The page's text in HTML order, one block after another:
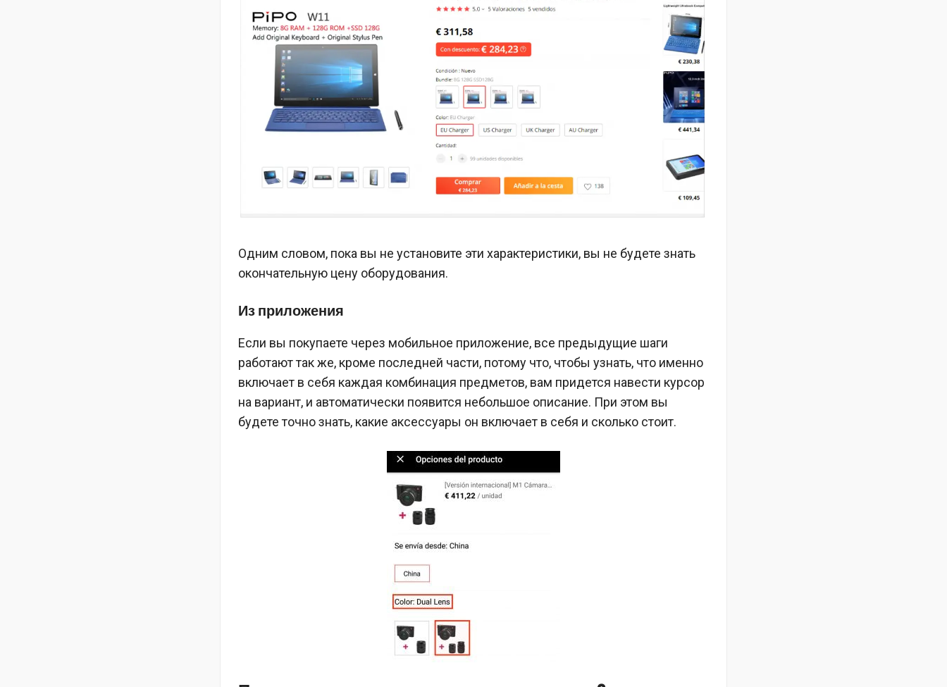
Одним словом, пока вы не установите эти характеристики, вы не будете знать
окончательную цену оборудования.
Из приложения
Если вы покупаете через мобильное приложение, все предыдущие шаги
работают так же, кроме последней части, потому что, чтобы узнать, что именно
включает в себя каждая комбинация предметов, вам придется навести курсор
на вариант, и автоматически появится небольшое описание. При этом вы
будете точно знать, какие аксессуары он включает в себя и сколько стоит.